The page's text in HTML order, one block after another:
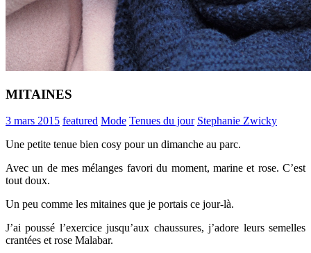
MITAINES
3 mars 2015 featured Mode Tenues du jour Stephanie Zwicky
Une petite tenue bien cosy pour un dimanche au parc.
Avec un de mes mélanges favori du moment, marine et rose. C’est
tout doux.
Un peu comme les mitaines que je portais ce jour-là.
J’ai poussé l’exercice jusqu’aux chaussures, j’adore leurs semelles
crantées et rose Malabar.